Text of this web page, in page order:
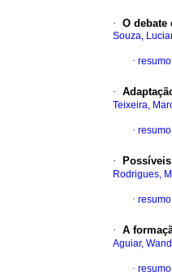
· O debate
Souza,
·
·
Teixeira,
·
·
Rodrigues,
·
· A
Aguiar,
·